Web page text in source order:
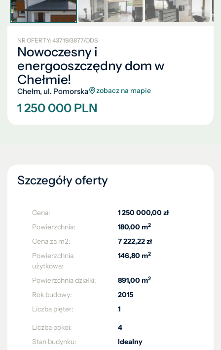
NR OFERTY: 43719/3877/ODS
Nowoczesny i
energooszczędny dom w
Chełmie!
Chełm, ul. Pomorska zobacz na mapie
1 250 000 PLN
Szczegóły oferty
Cena:
1 250 000,00 zł
Powierzchnia:
180,00 m2
Cena za m2:
7 222,22 zł
Powierzchnia
użytkowa:
146,80 m2
Powierzchnia działki: 891,00 m2
Rok budowy:
2015
Liczba pięter:
1
Liczba pokoi:
4
Stan budynku:
Idealny